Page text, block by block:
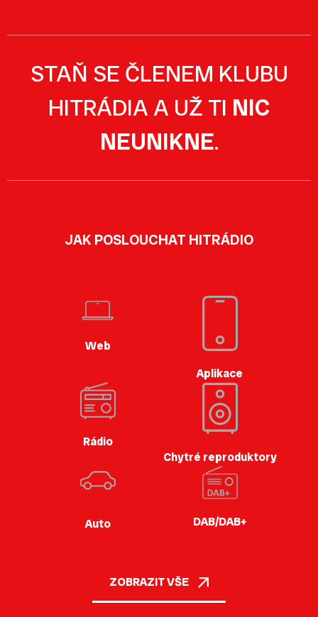
STAŇ SE ČLENEM KLUBU
HITRÁDIA A UŽ TI NIC
NEUNIKNE.
JAK POSLOUCHAT HITRÁDIO
Web
Aplikace
Rádio
Chytré reproduktory
Auto DAB/DAB+
ZOBRAZIT VŠE